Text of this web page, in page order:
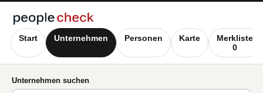
Start Unternehmen Personen Karte
Merkliste
0
Unternehmen suchen